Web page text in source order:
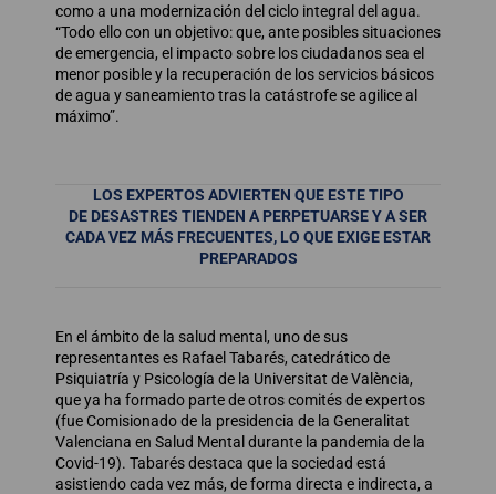
como a una modernización del ciclo integral del agua.
“Todo ello con un objetivo: que, ante posibles situaciones
de emergencia, el impacto sobre los ciudadanos sea el
menor posible y la recuperación de los servicios básicos
de agua y saneamiento tras la catástrofe se agilice al
máximo”.
LOS EXPERTOS ADVIERTEN QUE ESTE TIPO
DE DESASTRES TIENDEN A PERPETUARSE Y A SER
CADA VEZ MÁS FRECUENTES, LO QUE EXIGE ESTAR
PREPARADOS
En el ámbito de la salud mental, uno de sus
representantes es Rafael Tabarés, catedrático de
Psiquiatría y Psicología de la Universitat de València,
que ya ha formado parte de otros comités de expertos
(fue Comisionado de la presidencia de la Generalitat
Valenciana en Salud Mental durante la pandemia de la
Covid-19). Tabarés destaca que la sociedad está
asistiendo cada vez más, de forma directa e indirecta, a